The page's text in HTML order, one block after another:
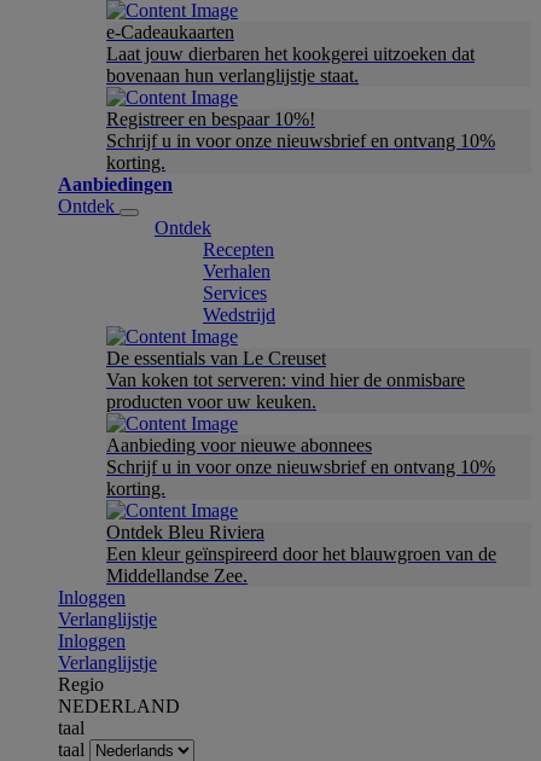
e-Cadeaukaarten
Laat jouw dierbaren het kookgerei uitzoeken dat
bovenaan hun verlanglijstje staat.
Registreer en bespaar 10%!
Schrijf u in voor onze nieuwsbrief en ontvang 10%
korting.
Aanbiedingen
Ontdek
Ontdek
Recepten
Verhalen
Services
Wedstrijd
De essentials van Le Creuset
Van koken tot serveren: vind hier de onmisbare
producten voor uw keuken.
Aanbieding voor nieuwe abonnees
Schrijf u in voor onze nieuwsbrief en ontvang 10%
korting.
Ontdek Bleu Riviera
Een kleur geïnspireerd door het blauwgroen van de
Middellandse Zee.
Inloggen
Verlanglijstje
Inloggen
Verlanglijstje
Regio
NEDERLAND
taal
taal